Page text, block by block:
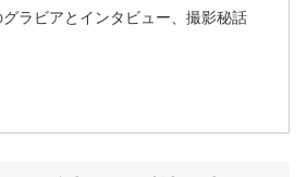
ラビアとインタビュー、撮影秘話